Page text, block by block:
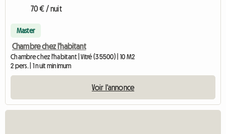
70 € / nuit
Master
Chambre chez l'habitant
Chambre chez l'habitant | Vitré (35500) | 10 M2
2 pers. | 1 nuit minimum
Voir l'annonce